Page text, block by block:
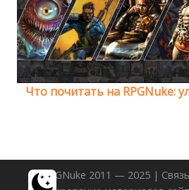
Что почитать на RPGNuke:
© RPGNuke 2011 — 2025 |